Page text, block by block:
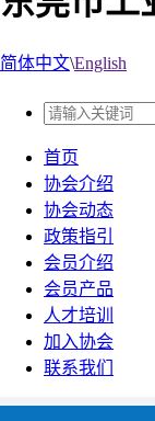
简体中文\English
首页
协会介绍
协会动态
政策指引
会员介绍
会员产品
人才培训
加入协会
联系我们